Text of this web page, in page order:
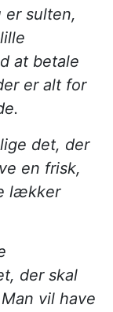
er sulten,
at betale
er alt for
det, der
en frisk,
lækker
der skal
vil have